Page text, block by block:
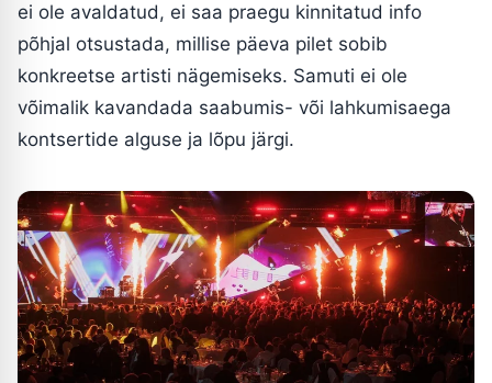
ei ole avaldatud, ei saa praegu kinnitatud info
põhjal otsustada, millise päeva pilet sobib
konkreetse artisti nägemiseks. Samuti ei ole
võimalik kavandada saabumis- või lahkumisaega
kontsertide alguse ja lõpu järgi.